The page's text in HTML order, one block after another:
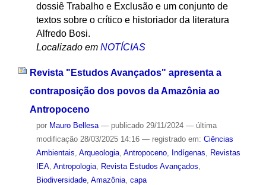
dossiê Trabalho e Exclusão e um conjunto de
textos sobre o crítico e historiador da literatura
Alfredo Bosi.
Localizado em NOTÍCIAS
Revista "Estudos Avançados" apresenta a
contraposição dos povos da Amazônia ao
Antropoceno
por Mauro Bellesa — publicado29/11/2024 — última
modificação28/03/2025 14:16 — registrado em: Ciências
Ambientais Arqueologia, Antropoceno, Indígenas
Revistas
IEA, Antropologia, Revista Estudos Avançados
Biodiversidade, Amazônia, capa